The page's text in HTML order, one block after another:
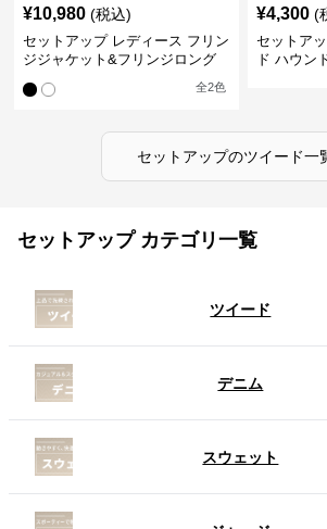
¥10,980 (税込)
セットアップ レディース フリン
ジジャケット&フリンジロング
スカートツイードセットアップ
全2色
¥4,300 (
セットア
ド ハウン
セットアップのツイード一
セットアップ カテゴリ一覧
ツイード
デニム
スウェット